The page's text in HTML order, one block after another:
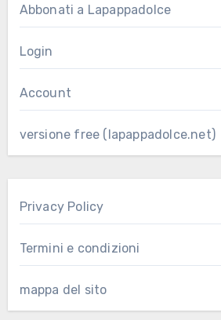
Abbonati a Lapappadolce
Login
Account
versione free (lapappadolce.net)
Privacy Policy
Termini e condizioni
mappa del sito